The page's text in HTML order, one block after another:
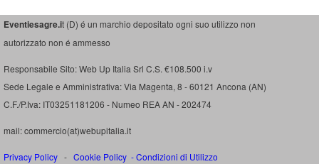
Eventiesagre.it (D) é un marchio depositato ogni suo utilizzo non
autorizzato non é ammesso
Responsabile Sito: Web Up Italia Srl C.S. €108.500 i.v
Sede Legale e Amministrativa: Via Magenta, 8 - 60121 Ancona (AN)
C.F./P.Iva: IT03251181206 - Numeo REA AN - 202474
mail: commercio(at)webupitalia.it
Privacy Policy - Cookie Policy -Condizioni di Utilizzo